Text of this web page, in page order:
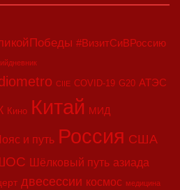
#ВизитСиВРоссию
CIIE COVID-19 G20 АТЭС
Кино Китай МИД
и путь Россия США
Шёлковый путь азиада
двесессии космос медицина